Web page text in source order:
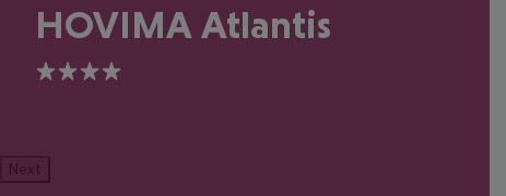
HOVIMA Atlantis
4
Next